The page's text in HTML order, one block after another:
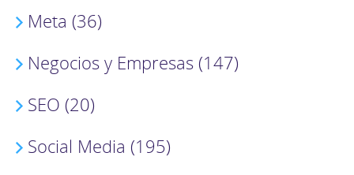
Meta (36)
Negocios y Empresas (147)
SEO (20)
Social Media (195)